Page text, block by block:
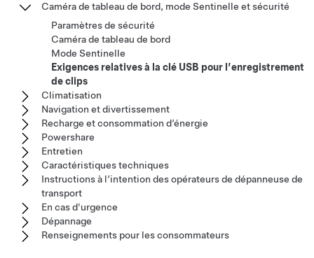
Caméra de tableau de bord, mode Sentinelle et sécurité
Paramètres de sécurité
Caméra de tableau de bord
Mode Sentinelle
Exigences relatives à la clé USB pour l’enregistrement
de clips
Climatisation
Navigation et divertissement
Recharge et consommation d’énergie
Powershare
Entretien
Caractéristiques techniques
Instructions à l’intention des opérateurs de dépanneuse de
transport
En cas d'urgence
Dépannage
Renseignements pour les consommateurs